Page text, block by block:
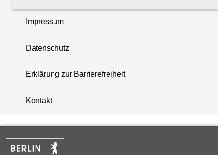
+
−
Impressum
Datenschutz
Erklärung zur Barrierefreiheit
Kontakt